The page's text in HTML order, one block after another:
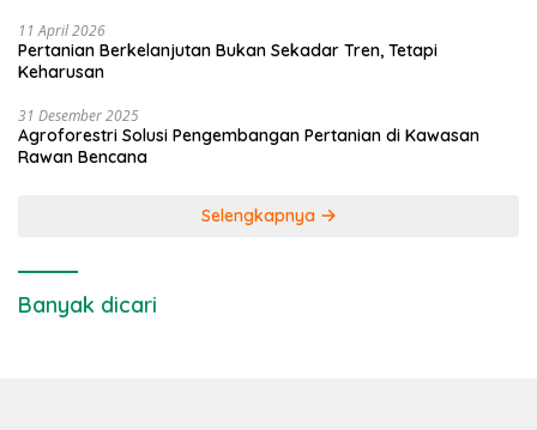
11 April 2026
Pertanian Berkelanjutan Bukan Sekadar Tren, Tetapi
Keharusan
31 Desember 2025
Agroforestri Solusi Pengembangan Pertanian di Kawasan
Rawan Bencana
Selengkapnya
Banyak dicari